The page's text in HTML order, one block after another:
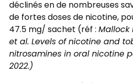
déclinés en de nombreuses
de fortes doses de nicotine,
47.5 mg/ sachet (réf :Mallock
et al. Levels of nicotine and
nitrosamines in oral nicotine
2022.)